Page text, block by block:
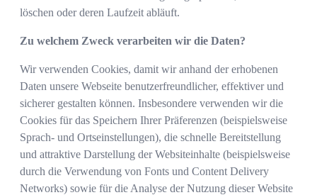
löschen oder deren Laufzeit abläuft.
Zu welchem Zweck verarbeiten wir die Daten?
Wir verwenden Cookies, damit wir anhand der erhobenen
Daten unsere Webseite benutzerfreundlicher, effektiver und
sicherer gestalten können. Insbesondere verwenden wir die
Cookies für das Speichern Ihrer Präferenzen (beispielsweise
Sprach- und Ortseinstellungen), die schnelle Bereitstellung
und attraktive Darstellung der Websiteinhalte (beispielsweise
durch die Verwendung von Fonts und Content Delivery
Networks) sowie für die Analyse der Nutzung dieser Website